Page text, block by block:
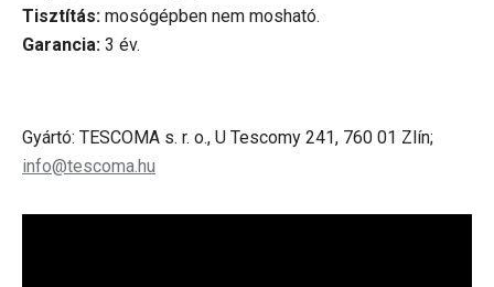
Tisztítás: mosógépben nem mosható.
Garancia: 3 év.
Gyártó: TESCOMA s. r. o., U Tescomy 241, 760 01 Zlín;
info@tescoma.hu